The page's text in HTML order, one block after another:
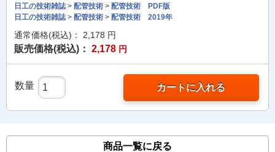
日工の技術雑誌> 配管技術 > 配管技術 PDF版
日工の技術雑誌> 配管技術 > 配管技術 2019年
通常価格(税込)： 2,178 円
販売価格(税込)： 2,178 円
数量 カートに入れる
商品一覧に戻る